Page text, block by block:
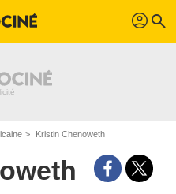
profil search
Kristin Chenoweth